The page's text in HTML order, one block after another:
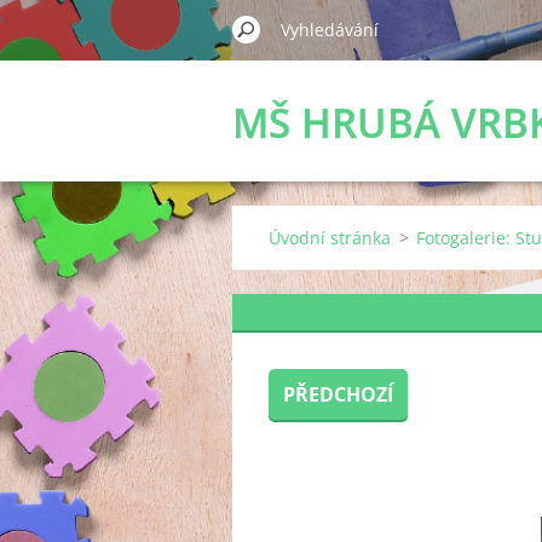
MŠ HRUBÁ
Úvodní stránka > Fotogalerie:
PŘEDCHOZÍ